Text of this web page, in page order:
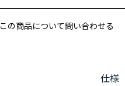
この商品について問い合わせる
仕様